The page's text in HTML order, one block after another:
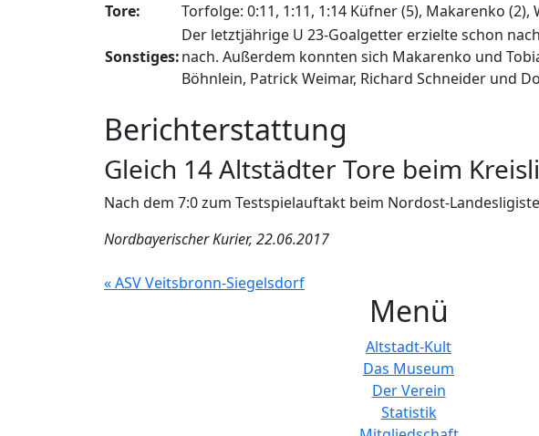
Tore: Torfolge: 0:11, 1:11, 1:14 Küfner (5), Makarenko
Sonstiges:
Der letztjährige U 23-Goalgetter erzielte schon
nach. Außerdem konnten sich Makarenko und
Böhnlein, Patrick Weimar, Richard Schneider und
Berichterstattung
Gleich 14 Altstädter Tore beim
Nach dem 7:0 zum Testspielauftakt beim Nordost-
Nordbayerischer Kurier, 22.06.2017
« ASV Veitsbronn-Siegelsdorf
Menü
Altstadt-Kult
Das Museum
Der Verein
Statistik